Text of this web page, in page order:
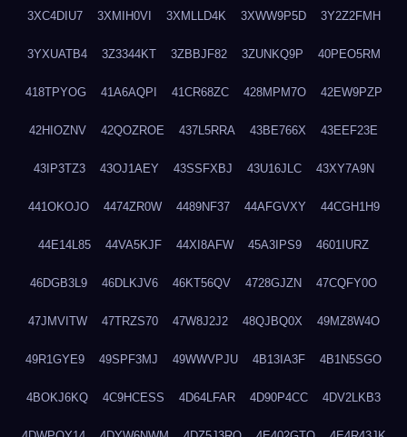
3XC4DIU7 3XMIH0VI 3XMLLD4K 3XWW9P5D 3Y2Z2FMH
3YXUATB4 3Z3344KT 3ZBBJF82 3ZUNKQ9P 40PEO5RM
418TPYOG 41A6AQPI 41CR68ZC 428MPM7O 42EW9PZP
42HIOZNV 42QOZROE 437L5RRA 43BE766X 43EEF23E
43IP3TZ3 43OJ1AEY 43SSFXBJ 43U16JLC 43XY7A9N
441OKOJO 4474ZR0W 4489NF37 44AFGVXY 44CGH1H9
44E14L85 44VA5KJF 44XI8AFW 45A3IPS9 4601IURZ
46DGB3L9 46DLKJV6 46KT56QV 4728GJZN 47CQFY0O
47JMVITW 47TRZS70 47W8J2J2 48QJBQ0X 49MZ8W4O
49R1GYE9 49SPF3MJ 49WWVPJU 4B13IA3F 4B1N5SGO
4BOKJ6KQ 4C9HCESS 4D64LFAR 4D90P4CC 4DV2LKB3